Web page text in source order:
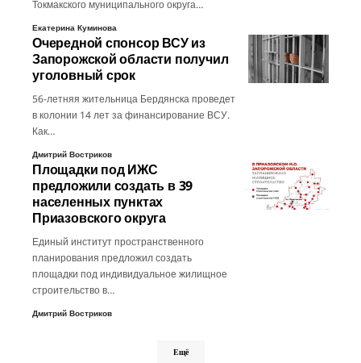
Токмакского муниципального округа…
Екатерина Куминова
Очередной спонсор ВСУ из
Запорожской области получил
уголовный срок
56-летняя жительница Бердянска проведет
в колонии 14 лет за финансирование ВСУ.
Как…
Дмитрий Востриков
Площадки под ИЖС
предложили создать в 39
населенных пунктах
Приазовского округа
Единый институт пространственного
планирования предложил создать
площадки под индивидуальное жилищное
строительство в…
Дмитрий Востриков
Ещё